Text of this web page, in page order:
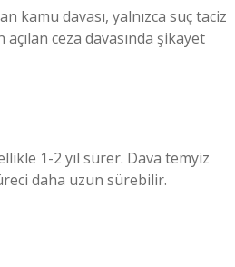
kamu davası, yalnızca suç taciz
ceza davasında şikayet
1-2 yıl sürer. Dava temyiz
daha uzun sürebilir.